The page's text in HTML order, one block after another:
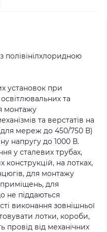
полівінілхлоридною
установок при
та
монтажу
та верстатів на
мереж до 450/750 В)
напругу до 1000 В.
у сталевих трубах,
конструкцій, на лотках,
для монтажу
для
не піддаються
виконання зовнішньої
лотки, короби,
провід від механічних